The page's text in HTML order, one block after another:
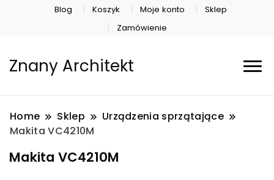
Blog Koszyk Moje konto
Sklep
Zamówienie
Znany Architekt
Home Sklep
Urządzenia sprzątające
Makita VC4210M
Makita VC4210M